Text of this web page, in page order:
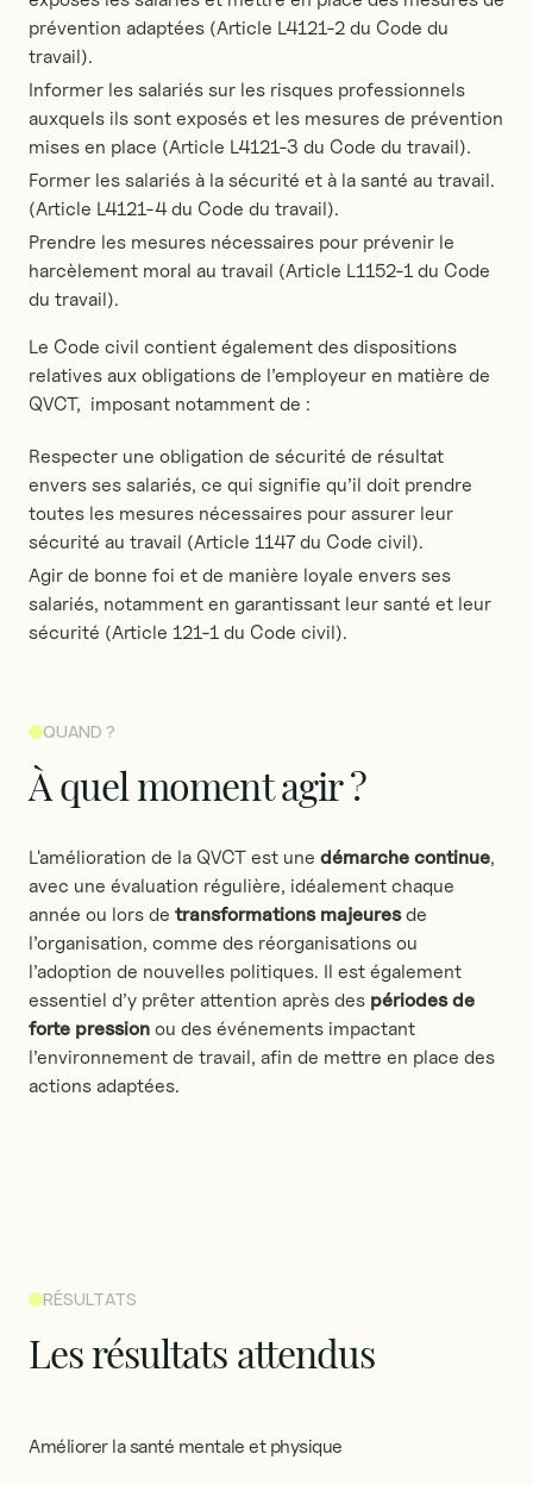
prévention adaptées (Article L4121-2 du Code du
travail).
Informer les salariés sur les risques professionnels
auxquels ils sont exposés et les mesures de prévention
mises en place (Article L4121-3 du Code du travail).
Former les salariés à la sécurité et à la santé au travail.
(Article L4121-4 du Code du travail).
Prendre les mesures nécessaires pour prévenir le
harcèlement moral au travail (Article L1152-1 du Code
du travail).
Le Code civil contient également des dispositions
relatives aux obligations de l’employeur en matière de
QVCT, imposant notamment de :
Respecter une obligation de sécurité de résultat
envers ses salariés, ce qui signifie qu’il doit prendre
toutes les mesures nécessaires pour assurer leur
sécurité au travail (Article 1147 du Code civil).
Agir de bonne foi et de manière loyale envers ses
salariés, notamment en garantissant leur santé et leur
sécurité (Article 121-1 du Code civil).
QUAND ?
Àquel momentagir?
L'amélioration de la QVCT est une démarche continue,
avec une évaluation régulière, idéalement chaque
année ou lors de transformations majeuresde
l’organisation, comme des réorganisations ou
l’adoption de nouvelles politiques. Il est également
essentiel d’y prêter attention après des périodes de
forte pression ou des événements impactant
l’environnement de travail, afin de mettre en place des
actions adaptées.
RÉSULTATS
Lesrésultats attendus
Améliorer lasanté mentale et physique